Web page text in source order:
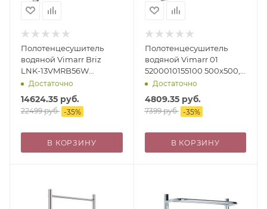
Полотенцесушитель
водяной Vimarr Briz
LNK-13VMRB56W
500х600 лесенка, с
фитингами в комплекте,
белый
Достаточно
14624.35 руб.
22499руб. -35%
В КОРЗИНУ
Полотенцесушитель
водяной Vimarr 01
5200010155100 500х500,
хром
Достаточно
4809.35руб.
7399руб. -35%
В КОРЗИНУ